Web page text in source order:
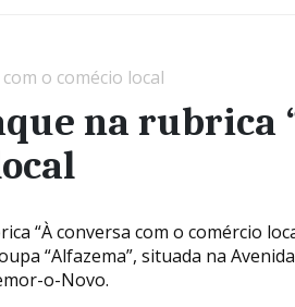
o comécio local
na rubrica
“À conversa com o comércio
“Alfazema”, situada na
o-Novo.